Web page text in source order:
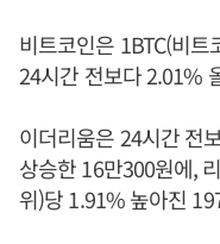
비트코인은 1BTC(비
24시간 전보다 2.01%
이더리움은 24시간 전
상승한 16만300원에,
위)당 1.91% 높아진